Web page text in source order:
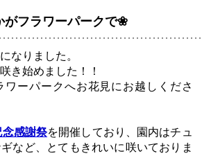
がフラワーパークで❀
なりました。
き始めました！！
ワーパークへお花見にお越しくださ
感謝祭を開催しており、園内はチュ
など、とてもきれいに咲いておりま